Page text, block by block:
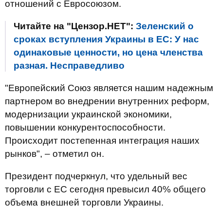
отношений с Евросоюзом.
Читайте на "Цензор.НЕТ": Зеленский о
сроках вступления Украины в ЕС: У нас
одинаковые ценности, но цена членства
разная. Несправедливо
"Европейский Союз является нашим надежным
партнером во внедрении внутренних реформ,
модернизации украинской экономики,
повышении конкурентоспособности.
Происходит постепенная интеграция наших
рынков", – отметил он.
Президент подчеркнул, что удельный вес
торговли с ЕС сегодня превысил 40% общего
объема внешней торговли Украины.